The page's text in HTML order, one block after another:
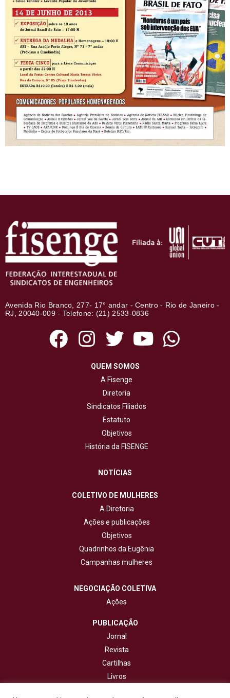
Avenida Rio Branco, 277- 17° andar - Centro - Rio de Janeiro -
RJ, 20040-009 - Telefone: (21) 2533-0836
QUEM SOMOS
A Fisenge
Diretoria
Sindicatos Filiados
Estatuto
Objetivos
História da FISENGE
NOTÍCIAS
COLETIVO DE MULHERES
A Diretoria
Ações e publicações
Objetivos
Quadrinhos da Eugênia
Campanhas mulheres
NEGOCIAÇÃO COLETIVA
Ações
PUBLICAÇÃO
Jornal
Revista
Cartilhas
Livros